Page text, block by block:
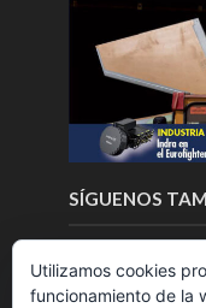
SÍGUENOS
Utilizamos cookies
funcionamiento de la